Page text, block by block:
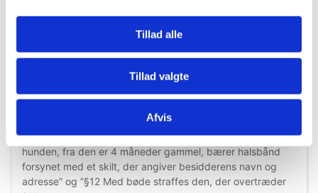
Tillad alle
Tillad valgte
Afvis
Det er lovpligtigt at bære hundetegn
Ifølge lovgivningen i Danmark, skal alle hunde over 4
måneder bære hundetegn.Hundelovensiger således: ”§1
den er 8 uger gammel, er mærket og registreret.
Besidderen af en hund skal endvidere sørge for, at
hunden, fra den er 4 måneder gammel, bærer halsbånd
forsynet med et skilt, der angiver besidderens navn og
adresse” og ”§12 Med bøde straffes den, der overtræder